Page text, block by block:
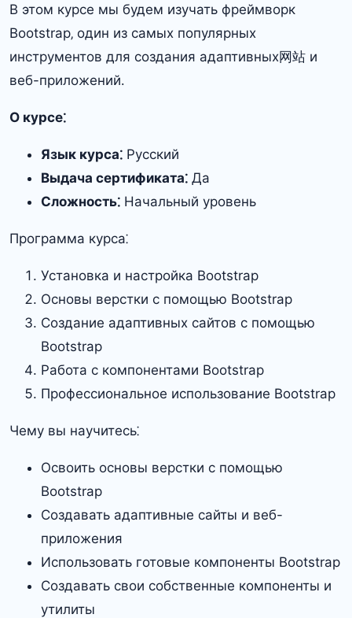
В этом курсе мы будем изучать фреймворк
Bootstrap‚ один из самых популярных
инструментов для создания адаптивных网站 и
веб-приложений․
О курсе⁚
Язык курса⁚ Русский
Выдача сертификата⁚ Да
Сложность⁚ Начальный уровень
Программа курса⁚
Установка и настройка Bootstrap
Основы верстки с помощью Bootstrap
Создание адаптивных сайтов с помощью
Bootstrap
Работа с компонентами Bootstrap
Профессиональное использование Bootstrap
Чему вы научитесь⁚
Освоить основы верстки с помощью
Bootstrap
Создавать адаптивные сайты и веб-
приложения
Использовать готовые компоненты Bootstrap
Создавать свои собственные компоненты и
утилиты